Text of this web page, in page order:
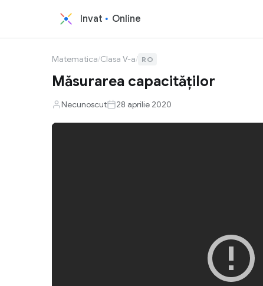
Invat Online
Matematica/Clasa V-a/ RO
Măsurarea capacităților
Necunoscut 28 aprilie 2020